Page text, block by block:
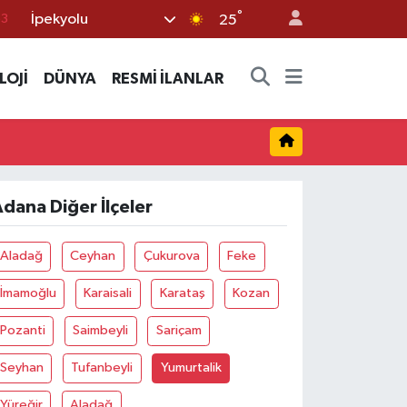
İpekyolu 25°
DÜNYA RESMİ İLANLAR
Diğer İlçeler
Aladağ Ceyhan Çukurova Feke
İmamoğlu Karaisali Karataş Kozan
Pozanti Saimbeyli Sariçam
Seyhan Tufanbeyli Yumurtalik